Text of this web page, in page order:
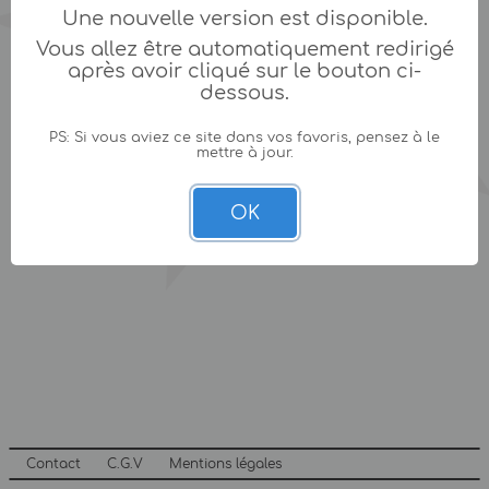
Contact C.G.V Mentions légales
Une nouvelle version est disponible.
Vous allez être automatiquement redirigé
après avoir cliqué sur le bouton ci-
dessous.
PS: Si vous aviez ce site dans vos favoris, pensez à le
mettre à jour.
OK